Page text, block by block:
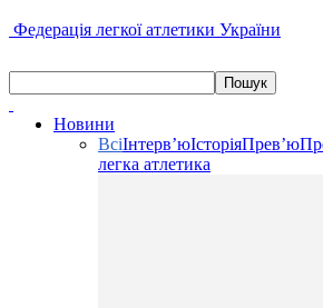
Федерація легкої атлетики України
Новини
ВсіІнтерв’юІсторіяПрев’ю
легка атлетика